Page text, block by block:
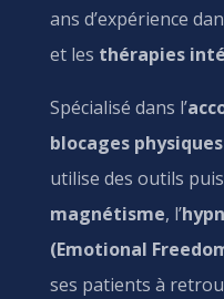
ans d’expérience
et les thérapies
Spécialisé dans l’
blocages
utilise des outils
magnétisme, l’
(Emotional
ses patients à